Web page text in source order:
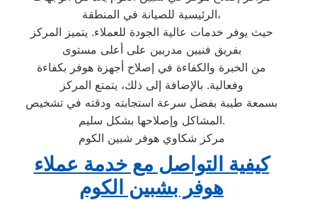
الرئيسية للصيانة في المنطقة،
حيث يوفر خدمات عالية الجودة للعملاء. يتميز المركز
بفريق فنيين مدربين على أعلى مستوى
من الخبرة والكفاءة في إصلاح أجهزة هوفر بكفاءة
وفعالية. بالإضافة إلى ذلك، يتمتع المركز
بسمعة طيبة بفضل سرعة استجابته ودقته في تشخيص
المشاكل وإصلاحها بشكل سليم.
مركز شكاوي هوفر شبين الكوم
كيفية التواصل مع خدمة عملاء
هوفر بشبين الكوم